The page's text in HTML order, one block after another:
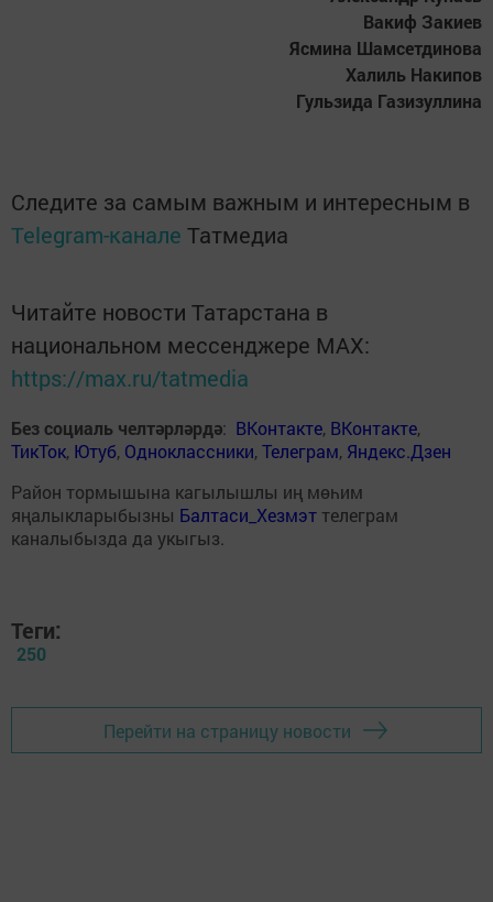
Вакиф Закиев
Ясмина Шамсетдинова
Халиль Накипов
Гульзида Газизуллина
Следите за самым важным и интересным в
Telegram-канале Татмедиа
Читайте новости Татарстана в
национальном мессенджере MАХ:
https://max.ru/tatmedia
Без социаль челтәрләрдә: ВКонтакте, ВКонтакте,
ТикТок, Ютуб, Одноклассники,Телеграм, Яндекс.Дзен
Район тормышына кагылышлы иң мөһим
яңалыкларыбызны Балтаси_Хезмэт телеграм
каналыбызда да укыгыз.
Теги:
250
Перейти на страницу новости